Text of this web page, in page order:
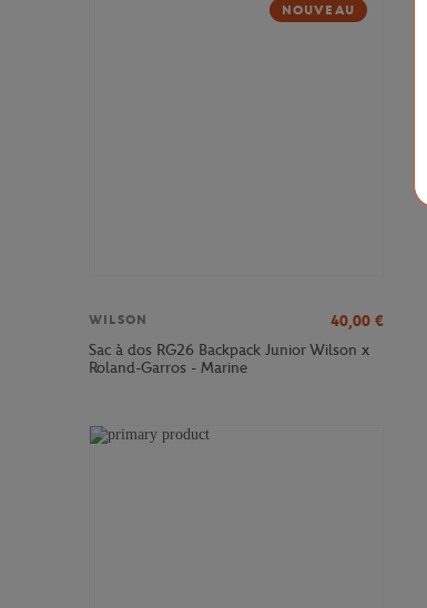
NOUVEAU
WILSON 40,00 €
Sac à dos RG26 Backpack Junior Wilson x
Roland-Garros - Marine